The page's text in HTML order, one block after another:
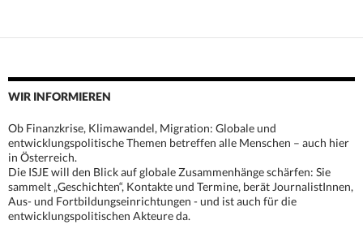
WIR INFORMIEREN
Ob Finanzkrise, Klimawandel, Migration: Globale und
entwicklungspolitische Themen betreffen alle Menschen – auch hier
in Österreich.
Die ISJE will den Blick auf globale Zusammenhänge schärfen: Sie
sammelt „Geschichten“, Kontakte und Termine, berät JournalistInnen,
Aus- und Fortbildungseinrichtungen - und ist auch für die
entwicklungspolitischen Akteure da.